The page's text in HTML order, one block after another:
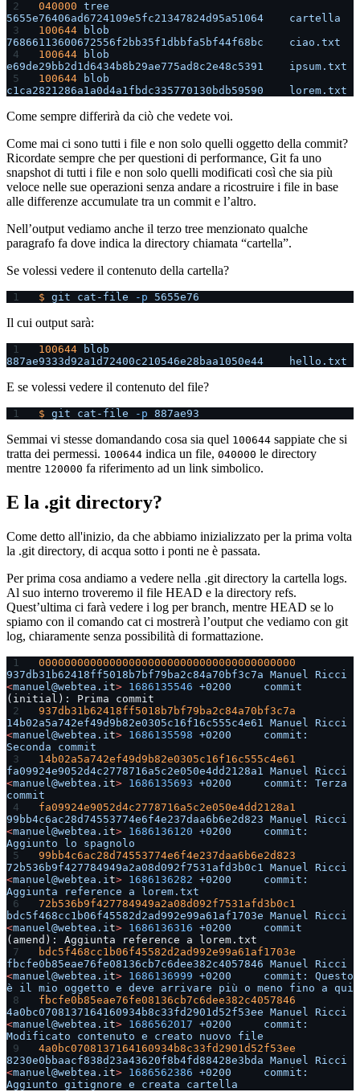
040000 tree
5655e76406ad6724109e5fc21347824d95a51064
    cartella
100644 blob
76866113600672556f2bb35f1dbbfa5bf44f68bc
    ciao.txt
100644 blob
e69de29bb2d1d6434b8b29ae775ad8c2e48c5391
    ipsum.txt
100644 blob
c1ca2821286a1a0d4a1fbdc335770130bdb59590
    lorem.txt
Come sempre differirà da ciò che vedete voi.
Come mai ci sono tutti i file e non solo quelli oggetto della commit?
Ricordate sempre che per questioni di performance, Git fa uno
snapshot di tutti i file e non solo quelli modificati così che sia più
veloce nelle sue operazioni senza andare a ricostruire i file in base
alle differenze accumulate tra un commit e l’altro.
Nell’output vediamo anche il terzo tree menzionato qualche
paragrafo fa dove indica la directory chiamata “cartella”.
Se volessi vedere il contenuto della cartella?
$ git cat-file -p 5655e76
Il cui output sarà:
100644 blob
887ae9333d92a1d72400c210546e28baa1050e44
    hello.txt
E se volessi vedere il contenuto del file?
$ git cat-file -p 887ae93
Semmai vi stesse domandando cosa sia quel 100644 sappiate che si
tratta dei permessi. 100644 indica un file, 040000 le directory
mentre 120000 fa riferimento ad un link simbolico.
E la .git directory?
Come detto all'inizio, da che abbiamo inizializzato per la prima volta
la .git directory, di acqua sotto i ponti ne è passata.
Per prima cosa andiamo a vedere nella .git directory la cartella logs.
Al suo interno troveremo il file HEAD e la directory refs.
Quest’ultima ci farà vedere i log per branch, mentre HEAD se lo
spiamo con il comando cat ci mostrerà l’output che vediamo con git
log, chiaramente senza possibilità di formattazione.
0000000000000000000000000000000000000000
937db31b62418ff5018b7bf79ba2c84a70bf3c7a Manuel Ricci
<manuel@webtea.it> 1686135546 +0200
     commit
(initial): Prima commit
937db31b62418ff5018b7bf79ba2c84a70bf3c7a
14b02a5a742ef49d9b82e0305c16f16c555c4e61 Manuel Ricci
<manuel@webtea.it> 1686135598 +0200
     commit:
Seconda commit
14b02a5a742ef49d9b82e0305c16f16c555c4e61
fa09924e9052d4c2778716a5c2e050e4dd2128a1 Manuel Ricci
<manuel@webtea.it> 1686135693 +0200
     commit:
Terza
commit
fa09924e9052d4c2778716a5c2e050e4dd2128a1
99bb4c6ac28d74553774e6f4e237daa6b6e2d823 Manuel Ricci
<manuel@webtea.it> 1686136120 +0200
     commit:
Aggiunto lo spagnolo
99bb4c6ac28d74553774e6f4e237daa6b6e2d823
72b536b9f427784949a2a08d092f7531afd3b0c1 Manuel Ricci
<manuel@webtea.it> 1686136282 +0200
     commit:
Aggiunta reference a lorem.txt
72b536b9f427784949a2a08d092f7531afd3b0c1
bdc5f468cc1b06f45582d2ad992e99a61af1703e Manuel Ricci
<manuel@webtea.it> 1686136316 +0200
     commit
(amend): Aggiunta reference a lorem.txt
bdc5f468cc1b06f45582d2ad992e99a61af1703e
fbcfe0b85eae76fe08136cb7c6dee382c4057846 Manuel Ricci
<manuel@webtea.it> 1686136999 +0200
     commit:
Questo
è il mio oggetto e deve arrivare più o meno fino a qui
fbcfe0b85eae76fe08136cb7c6dee382c4057846
4a0bc0708137164160934b8c33fd2901d52f53ee Manuel Ricci
<manuel@webtea.it> 1686562017 +0200
     commit:
Modificato contenuto e creato nuovo file
4a0bc0708137164160934b8c33fd2901d52f53ee
8230e0bbaacf838d23a43620f8b4fd88428e3bda Manuel Ricci
<manuel@webtea.it> 1686562386 +0200
     commit:
Aggiunto gitignore e creata cartella